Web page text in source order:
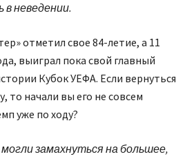
неведении.
отметил свое 84-летие, а 11
выиграл пока свой главный
Кубок УЕФА. Если вернуться
то начали вы его не совсем
уже по ходу?
замахнуться на большее,